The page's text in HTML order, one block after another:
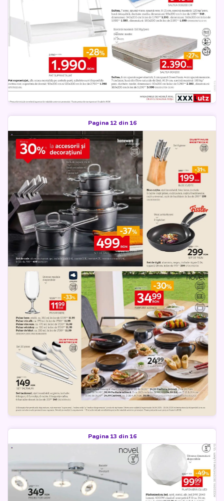
Pagina 12 din 16
Pagina 13 din 16